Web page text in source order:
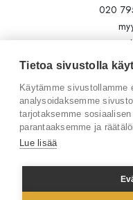
020
Tietoa sivustolla
Käytämme sivustollamme
analysoidaksemme
tarjotaksemme
parantaaksemme ja
Lue lisää